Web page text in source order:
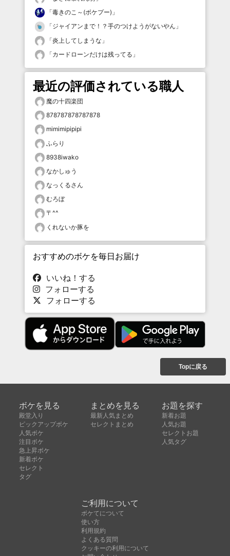
「毒きのこ～(ボケプー) 」
「ジャイアンまで！？手のつけようがないやん 」
「炎上してしまうな 」
「カードローンだけは残ってる 」
最近の評価されている職人
魔の十四楽団
878787878787878
mimimipipipi
ふらり
8938iwako
なかしゅう
なっくるさん
むろぼ
〒^^
くれないか豚を
おすすめのボケを毎日お届け
いいね！する
フォローする
フォローする
Topに戻る
ボケを見る
殿堂入り
ピックアップボケ
人気ボケ
注目ボケ
急上昇ボケ
新着ボケ
セレクト
タグ
まとめを見る
最新人気まとめ
セレクトまとめ
お題を探す
新着お題
人気お題
セレクトお題
人気タグ
ご利用について
ボケてについて
使い方
利用規約
よくある質問
クッキーの利用について